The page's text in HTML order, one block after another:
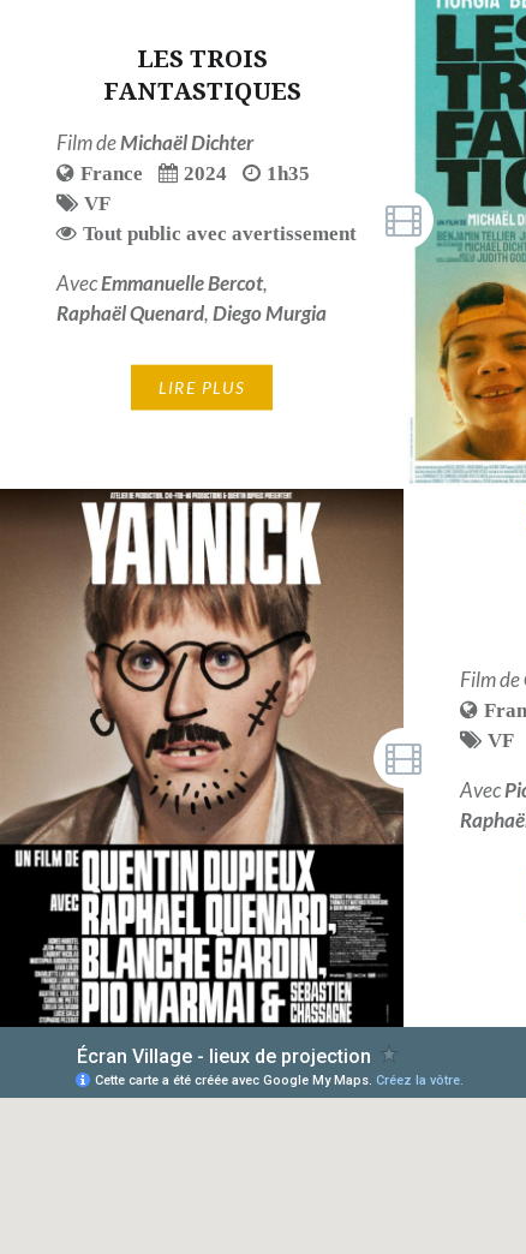
LES TROIS
FANTASTIQUES
Film deMichaël Dichter
France 2024
1h35
VF
Tout public avec avertissement
AvecEmmanuelle Bercot,
Raphaël Quenard,Diego Murgia
LIRE PLUS
Film de
VF
Avec